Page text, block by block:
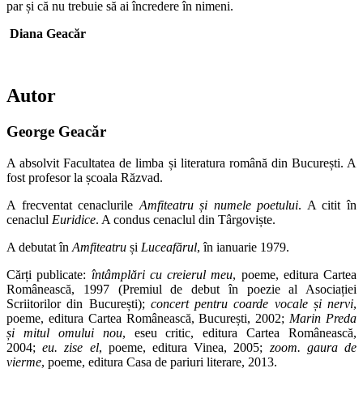
par și că nu trebuie să ai încredere în nimeni.
Diana Geacăr
Autor
George Geacăr
A absolvit Facultatea de limba și literatura română din București. A
fost profesor la școala Răzvad.
A frecventat cenaclurile Amfiteatru și numele poetului. A citit în
cenaclul Euridice. A condus cenaclul din Târgoviște.
A debutat în Amfiteatru și Luceafărul, în ianuarie 1979.
Cărți publicate: întâmplări cu creierul meu, poeme, editura Cartea
Românească, 1997 (Premiul de debut în poezie al Asociației
Scriitorilor din București); concert pentru coarde vocale și nervi,
poeme, editura Cartea Românească, București, 2002; Marin Preda
și mitul omului nou, eseu critic, editura Cartea Românească,
2004;eu. zise el, poeme, editura Vinea, 2005; zoom. gaura de
vierme, poeme, editura Casa de pariuri literare, 2013.